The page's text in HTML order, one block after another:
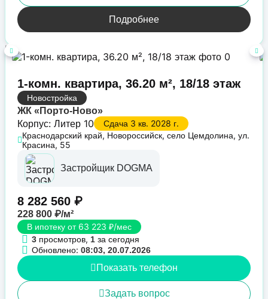
Подробнее
1-комн. квартира, 36.20 м², 18/18 этаж
Новостройка
ЖК «Порто-Ново»
Корпус: Литер 10
Сдача 3 кв. 2028 г.
Краснодарский край, Новороссийск, село Цемдолина, ул.
Красина, 55
Застройщик DOGMA
8 282 560 ₽
228 800 ₽/м²
В ипотеку от 63 223 ₽/мес
3 просмотров, 1 за сегодня
Обновлено: 08:03, 20.07.2026
Показать телефон
Задать вопрос